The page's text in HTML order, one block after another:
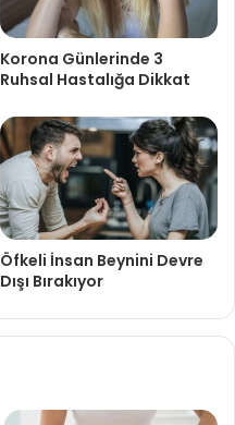
Korona Günlerinde 3
Ruhsal Hastalığa Dikkat
Öfkeli İnsan Beynini Devre
Dışı Bırakıyor